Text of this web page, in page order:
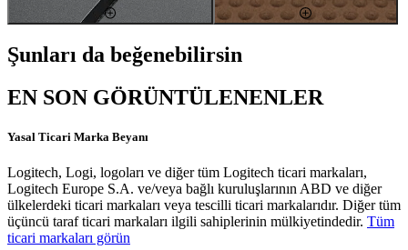
Şunları da beğenebilirsin
EN SON GÖRÜNTÜLENENLER
Yasal Ticari Marka Beyanı
Logitech, Logi, logoları ve diğer tüm Logitech ticari markaları,
Logitech Europe S.A. ve/veya bağlı kuruluşlarının ABD ve diğer
ülkelerdeki ticari markaları veya tescilli ticari markalarıdır. Diğer tüm
üçüncü taraf ticari markaları ilgili sahiplerinin mülkiyetindedir. Tüm
ticari markaları görün